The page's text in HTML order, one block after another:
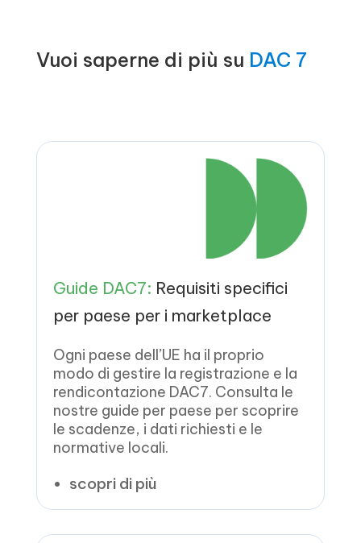
Vuoi saperne di più su DAC 7
Guide DAC7: Requisiti specifici
per paese per i marketplace
Ogni paese dell’UE ha il proprio
modo di gestire la registrazione e la
rendicontazione DAC7. Consulta le
nostre guide per paese per scoprire
le scadenze, i dati richiesti e le
normative locali.
scopri di più